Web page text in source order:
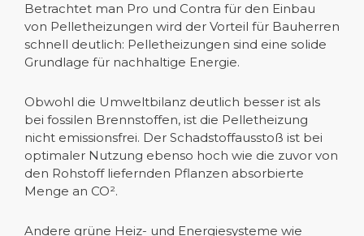
Betrachtet man Pro und Contra für den Einbau
von Pelletheizungen wird der Vorteil für Bauherren
schnell deutlich: Pelletheizungen sind eine solide
Grundlage für nachhaltige Energie.
Obwohl die Umweltbilanz deutlich besser ist als
bei fossilen Brennstoffen, ist die Pelletheizung
nicht emissionsfrei. Der Schadstoffausstoß ist bei
optimaler Nutzung ebenso hoch wie die zuvor von
den Rohstoff liefernden Pflanzen absorbierte
Menge an CO².
Andere grüne Heiz- und Energiesysteme wie